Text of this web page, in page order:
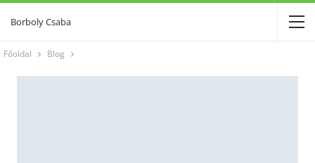
Borboly Csaba
Főoldal Blog